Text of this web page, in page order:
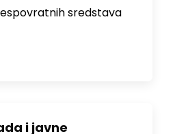
sredstava
i javne